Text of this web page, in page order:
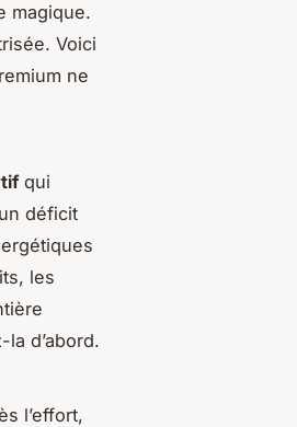
magique.
Voici
ne
qui
déficit
les
d’abord.
l’effort,